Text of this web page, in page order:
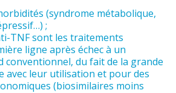
(syndrome métabolique,
;
TNF sont les traitements
ligne après échec à un
conventionnel, du fait de la grande
avec leur utilisation et pour des
(biosimilaires moins